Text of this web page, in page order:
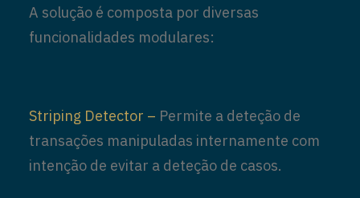
A solução é composta por diversas
funcionalidades modulares:
Striping Detector – Permite a deteção de
transações manipuladas internamente com
intenção de evitar a deteção de casos.